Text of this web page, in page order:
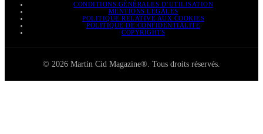
CONDITIONS GÉNÉRALES D’UTILISATION
MENTIONS LÉGALES
POLITIQUE RELATIVE AUX COOKIES
POLITIQUE DE CONFIDENTIALITÉ
COPYRIGHTS
© 2026 Martin Cid Magazine®. Tous droits réservés.